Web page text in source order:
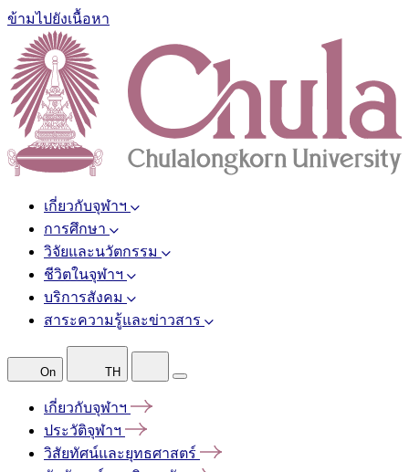
ข้ามไปยังเนื้อหา
เกี่ยวกับจุฬาฯ
การศึกษา
วิจัยและนวัตกรรม
ชีวิตในจุฬาฯ
บริการสังคม
สาระความรู้และข่าวสาร
On TH
เกี่ยวกับจุฬาฯ
ประวัติจุฬาฯ
วิสัยทัศน์และยุทธศาสตร์